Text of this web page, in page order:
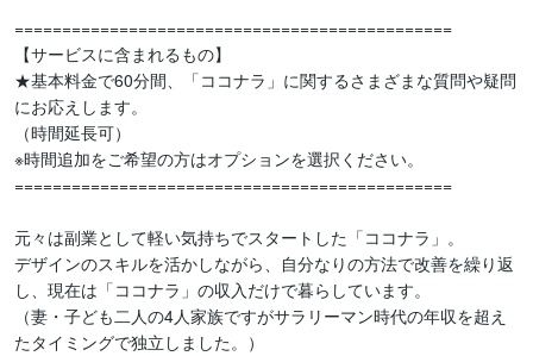
==============================================
【サービスに含まれるもの】
★基本料金で60分間、「ココナラ」に関するさまざまな質問や疑問
にお応えします。
（時間延長可）
※時間追加をご希望の方はオプションを選択ください。
==============================================
元々は副業として軽い気持ちでスタートした「ココナラ」。
デザインのスキルを活かしながら、自分なりの方法で改善を繰り返
し、現在は「ココナラ」の収入だけで暮らしています。
（妻・子ども二人の4人家族ですがサラリーマン時代の年収を超え
たタイミングで独立しました。）